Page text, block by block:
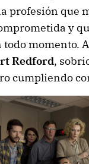
profesión que
y
momento.
Redford,
cumpliendo